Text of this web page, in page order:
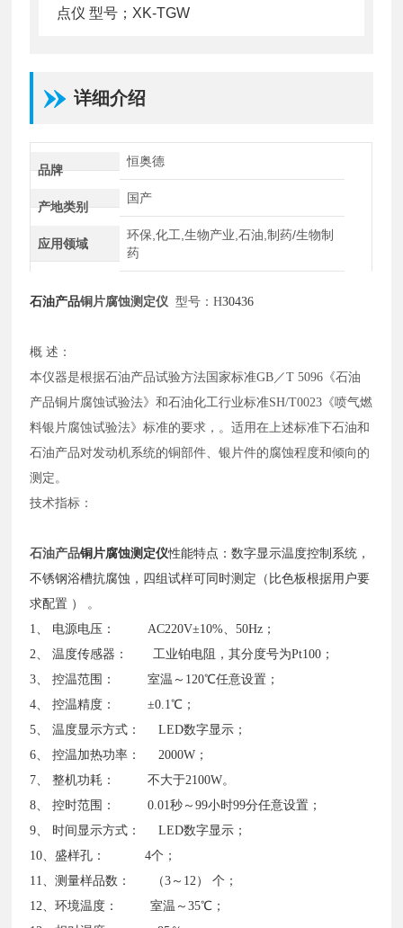
点仪 型号；XK-TGW
详细介绍
品牌
恒奥德
产地类别
国产
应用领域
环保,化工,生物产业,石油,制药/生物制
药
石油产品铜片腐蚀测定仪 型号：H30436
概 述：
本仪器是根据石油产品试验方法国家标准GB／T 5096《石油
产品铜片腐蚀试验法》和石油化工行业标准SH/T0023《喷气燃
料银片腐蚀试验法》标准的要求，。适用在上述标准下石油和
石油产品对发动机系统的铜部件、银片件的腐蚀程度和倾向的
测定。
技术指标：
石油产品铜片腐蚀测定仪性能特点：数字显示温度控制系统，
不锈钢浴槽抗腐蚀，四组试样可同时测定（比色板根据用户要
求配置 ）
。
1、 电源电压： AC220V±10%、50Hz；
2、 温度传感器： 工业铂电阻，其分度号为Pt100；
3、 控温范围： 室温～120℃任意设置；
4、 控温精度： ±0.1℃；
5、 温度显示方式： LED数字显示；
6、 控温加热功率： 2000W；
7、 整机功耗： 不大于2100W。
8、 控时范围： 0.01秒～99小时99分任意设置；
9、 时间显示方式： LED数字显示；
10、盛样孔： 4个；
11、测量样品数： （3～12） 个；
12、环境温度： 室温～35℃；